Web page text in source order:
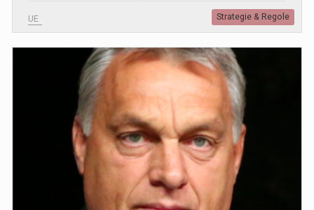
UE Strategie & Regole